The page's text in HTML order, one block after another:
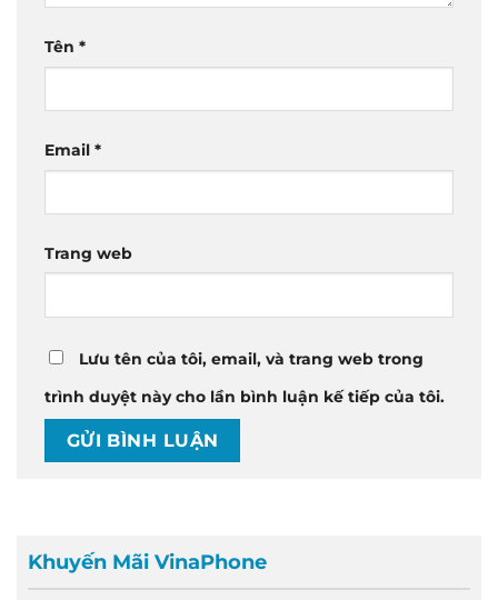
Tên *
Email *
Trang web
Lưu tên của tôi, email, và trang web trong
trình duyệt này cho lần bình luận kế tiếp của tôi.
Khuyến Mãi VinaPhone